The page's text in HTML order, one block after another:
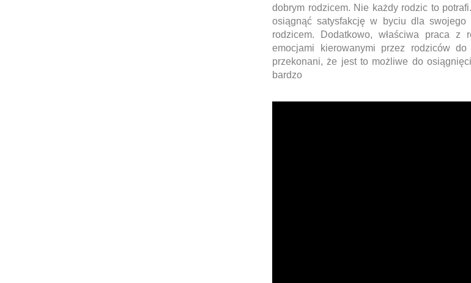
dobrym rodzicem. Nie każdy rodzic to
osiągnąć satysfakcję w byciu dla swojego
rodzicem. Dodatkowo, właściwa praca
emocjami kierowanymi przez rodziców
przekonani, że jest to możliwe do